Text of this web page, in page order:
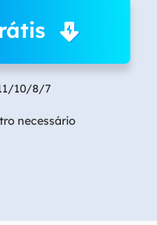
10/8/7
necessário